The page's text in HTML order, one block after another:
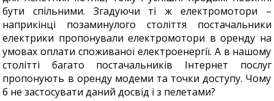
бути спільними. Згадуючи ті ж електромотори –
наприкінці позаминулого століття постачальники
електрики пропонували електромотори в оренду на
умовах оплати споживаної електроенергії. А в нашому
столітті багато постачальників Інтернет послуг
пропонують в оренду модеми та точки доступу. Чому
б не застосувати даний досвід і з пелетами?